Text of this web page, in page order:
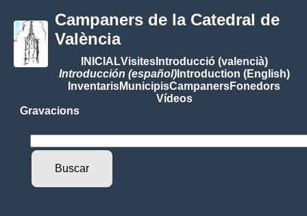
Campaners de la Catedral de
València
INICIALVisitesIntroducció (valencià)
Introducción (español)Introduction (English)
InventarisMunicipisCampanersFonedors
Vídeos
Gravacions